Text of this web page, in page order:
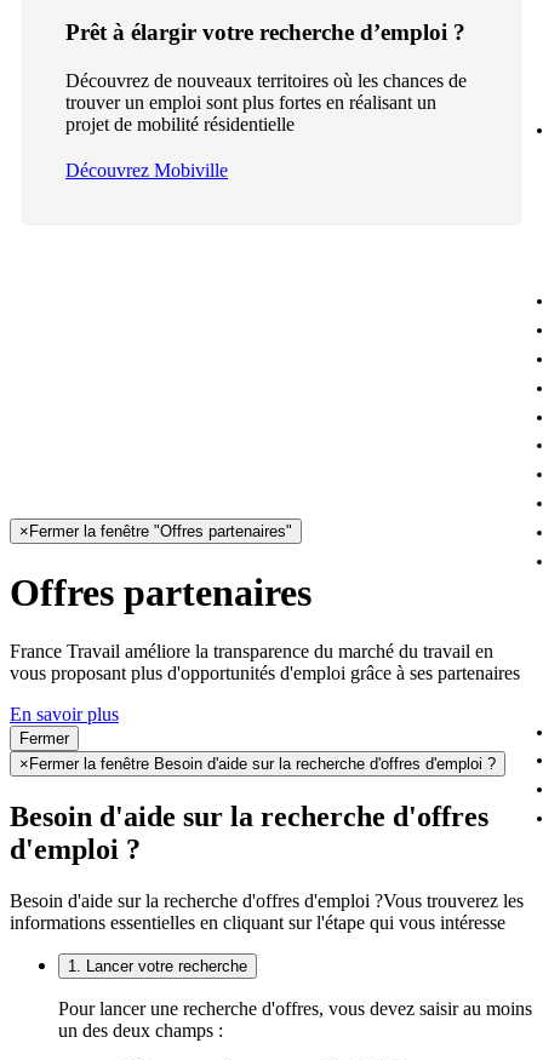
Prêt à élargir votre recherche d’emploi ?
Découvrez de nouveaux territoires où les chances de
trouver un emploi sont plus fortes en réalisant un
projet de mobilité résidentielle
Découvrez Mobiville
× Fermer la fenêtre "Offres partenaires"
Offres partenaires
France Travail améliore la transparence du marché du travail en
vous proposant plus d'opportunités d'emploi grâce à ses partenaires
En savoir plus
Fermer
× Fermer la fenêtre Besoin d'aide sur la recherche d'offres d'emploi ?
Besoin d'aide sur la recherche d'offres
d'emploi ?
Besoin d'aide sur la recherche d'offres d'emploi ?Vous trouverez les
informations essentielles en cliquant sur l'étape qui vous intéresse
1. Lancer votre recherche
Pour lancer une recherche d'offres, vous devez saisir au moins
un des deux champs :